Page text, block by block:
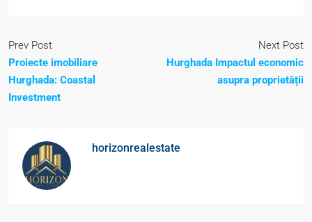
Prev Post
Proiecte imobiliare
Hurghada: Coastal
Investment
Next Post
Hurghada Impactul economic
asupra proprietății
horizonrealestate